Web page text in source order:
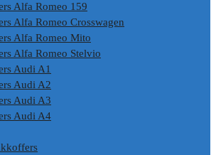
Alfa Romeo 159
Alfa Romeo Crosswagen
Alfa Romeo Mito
Alfa Romeo Stelvio
Audi A1
Audi A2
Audi A3
Audi A4